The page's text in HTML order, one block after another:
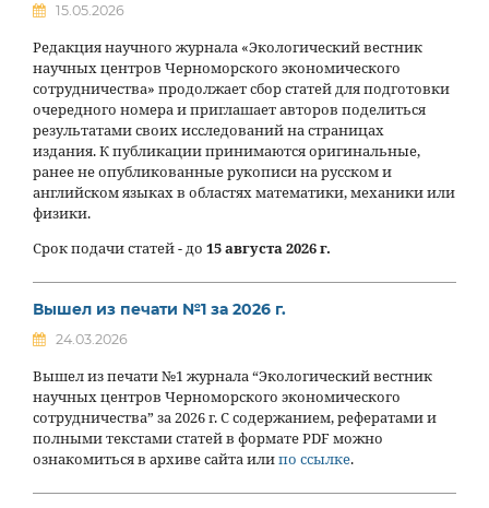
15.05.2026
Редакция научного журнала «Экологический вестник
научных центров Черноморского экономического
сотрудничества» продолжает сбор статей для подготовки
очередного номера и приглашает авторов поделиться
результатами своих исследований на страницах
издания. К публикации принимаются оригинальные,
ранее не опубликованные рукописи на русском и
английском языках в областях математики, механики или
физики.
Срок подачи статей - до 15 августа 2026 г.
Вышел из печати №1 за 2026 г.
24.03.2026
Вышел из печати №1 журнала “Экологический вестник
научных центров Черноморского экономического
сотрудничества” за 2026 г. С содержанием, рефератами и
полными текстами статей в формате PDF можно
ознакомиться в архиве сайта илипо ссылке.